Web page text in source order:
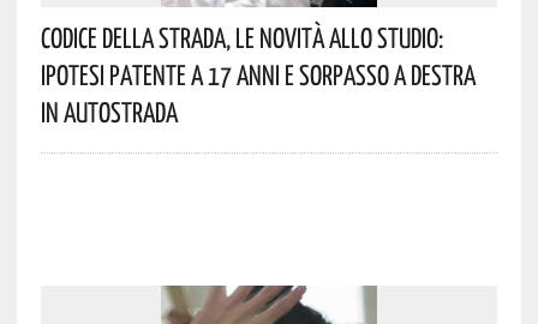
Codice Della Strada, Le Novità Allo Studio:
Ipotesi Patente A 17 Anni E Sorpasso A Destra
In Autostrada